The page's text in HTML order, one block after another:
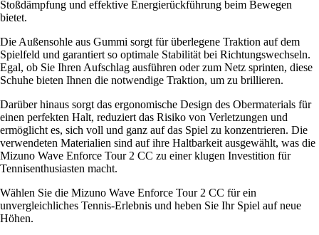
Stoßdämpfung und effektive Energierückführung beim Bewegen
bietet.
Die Außensohle aus Gummi sorgt für überlegene Traktion auf dem
Spielfeld und garantiert so optimale Stabilität bei Richtungswechseln.
Egal, ob Sie Ihren Aufschlag ausführen oder zum Netz sprinten, diese
Schuhe bieten Ihnen die notwendige Traktion, um zu brillieren.
Darüber hinaus sorgt das ergonomische Design des Obermaterials für
einen perfekten Halt, reduziert das Risiko von Verletzungen und
ermöglicht es, sich voll und ganz auf das Spiel zu konzentrieren. Die
verwendeten Materialien sind auf ihre Haltbarkeit ausgewählt, was die
Mizuno Wave Enforce Tour 2 CC zu einer klugen Investition für
Tennisenthusiasten macht.
Wählen Sie die Mizuno Wave Enforce Tour 2 CC für ein
unvergleichliches Tennis-Erlebnis und heben Sie Ihr Spiel auf neue
Höhen.